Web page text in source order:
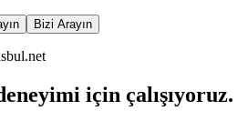
Bizi Arayın
için çalışıyoruz.